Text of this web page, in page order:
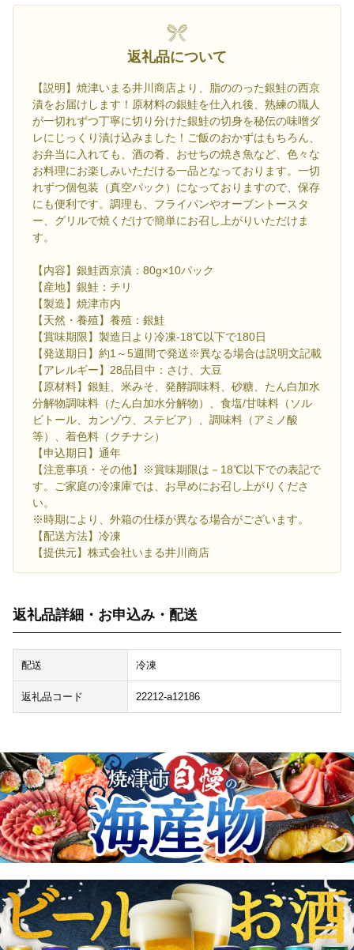
返礼品について
【説明】焼津いまる井川商店より、脂ののった銀鮭の西京
漬をお届けします！原材料の銀鮭を仕入れ後、熟練の職人
が一切れずつ丁寧に切り分けた銀鮭の切身を秘伝の味噌ダ
レにじっくり漬け込みました！ご飯のおかずはもちろん、
お弁当に入れても、酒の肴、おせちの焼き魚など、色々な
お料理にお楽しみいただける一品となっております。一切
れずつ個包装（真空パック）になっておりますので、保存
にも便利です。調理も、フライパンやオーブントースタ
ー、グリルで焼くだけで簡単にお召し上がりいただけま
す。
【内容】銀鮭西京漬：80g×10パック
【産地】銀鮭：チリ
【製造】焼津市内
【天然・養殖】養殖：銀鮭
【賞味期限】製造日より冷凍‐18℃以下で180日
【発送期日】約1～5週間で発送※異なる場合は説明文記載
【アレルギー】28品目中：さけ、大豆
【原材料】銀鮭、米みそ、発酵調味料、砂糖、たん白加水
分解物調味料（たん白加水分解物）、食塩/甘味料（ソル
ビトール、カンゾウ、ステビア）、調味料（アミノ酸
等）、着色料（クチナシ）
【申込期日】通年
【注意事項・その他】※賞味期限は－18℃以下での表記で
す。ご家庭の冷凍庫では、お早めにお召し上がりくださ
い。
※時期により、外箱の仕様が異なる場合がございます。
【配送方法】冷凍
【提供元】株式会社いまる井川商店
返礼品詳細・お申込み・配送
配送 冷凍
返礼品コード 22212-a12186